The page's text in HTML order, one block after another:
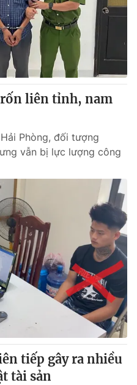
Việt Nam
điện tử số 483/GP-BTTTT
Hạnh, Phạm Quốc Thắng,
024.38 355 932
897 897
nếu không có sự chấp
VTV.vn khi phát hành lại
liên tỉnh, nam
Phòng, đối tượng
vẫn bị lực lượng công
tiếp gây ra nhiều
tài sản